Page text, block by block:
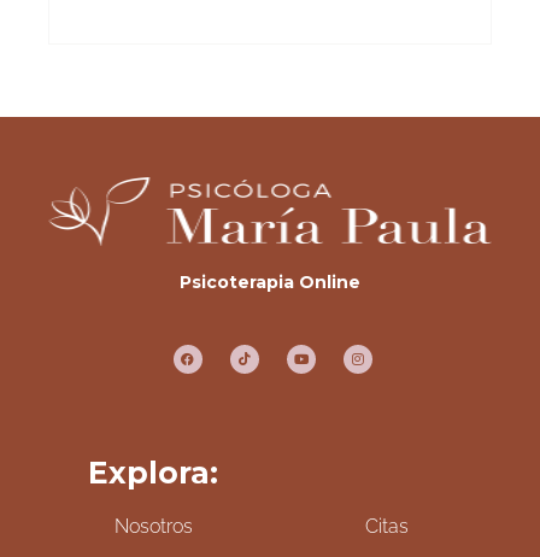
Psicoterapia Online
Explora:
Nosotros
Citas